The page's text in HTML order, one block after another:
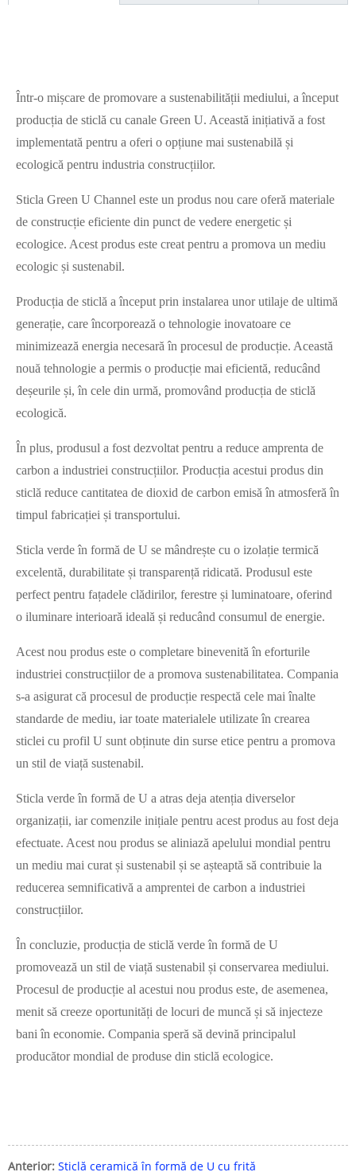
Într-o mișcare de promovare a sustenabilității mediului, a început
producția de sticlă cu canale Green U. Această inițiativă a fost
implementată pentru a oferi o opțiune mai sustenabilă și
ecologică pentru industria construcțiilor.
Sticla Green U Channel este un produs nou care oferă materiale
de construcție eficiente din punct de vedere energetic și
ecologice. Acest produs este creat pentru a promova un mediu
ecologic și sustenabil.
Producția de sticlă a început prin instalarea unor utilaje de ultimă
generație, care încorporează o tehnologie inovatoare ce
minimizează energia necesară în procesul de producție. Această
nouă tehnologie a permis o producție mai eficientă, reducând
deșeurile și, în cele din urmă, promovând producția de sticlă
ecologică.
În plus, produsul a fost dezvoltat pentru a reduce amprenta de
carbon a industriei construcțiilor. Producția acestui produs din
sticlă reduce cantitatea de dioxid de carbon emisă în atmosferă în
timpul fabricației și transportului.
Sticla verde în formă de U se mândrește cu o izolație termică
excelentă, durabilitate și transparență ridicată. Produsul este
perfect pentru fațadele clădirilor, ferestre și luminatoare, oferind
o iluminare interioară ideală și reducând consumul de energie.
Acest nou produs este o completare binevenită în eforturile
industriei construcțiilor de a promova sustenabilitatea. Compania
s-a asigurat că procesul de producție respectă cele mai înalte
standarde de mediu, iar toate materialele utilizate în crearea
sticlei cu profil U sunt obținute din surse etice pentru a promova
un stil de viață sustenabil.
Sticla verde în formă de U a atras deja atenția diverselor
organizații, iar comenzile inițiale pentru acest produs au fost deja
efectuate. Acest nou produs se aliniază apelului mondial pentru
un mediu mai curat și sustenabil și se așteaptă să contribuie la
reducerea semnificativă a amprentei de carbon a industriei
construcțiilor.
În concluzie, producția de sticlă verde în formă de U
promovează un stil de viață sustenabil și conservarea mediului.
Procesul de producție al acestui nou produs este, de asemenea,
menit să creeze oportunități de locuri de muncă și să injecteze
bani în economie. Compania speră să devină principalul
producător mondial de produse din sticlă ecologice.
Anterior: Sticlă ceramică în formă de U cu frită